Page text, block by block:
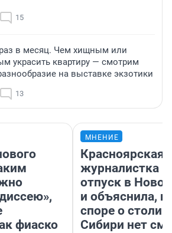
15
в месяц. Чем хищным или
украсить квартиру — смотрим
на выставке экзотики
13
фиаско
МНЕНИЕ
Красноярская
журналистка
отпуск в
и объяснила,
споре о
Сибири нет